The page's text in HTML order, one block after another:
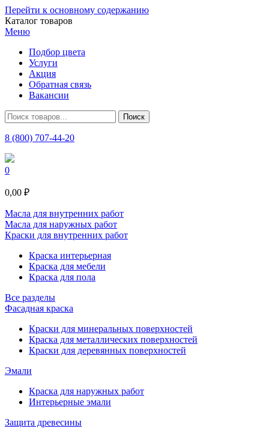
Перейти к основному содержанию
Каталог товаров
Меню
Подбор цвета
Услуги
Акция
Обратная связь
Вакансии
8 (800) 707-44-20
0
0,00 ₽
Масла для внутренних работ
Масла для наружных работ
Краски для внутренних работ
Краска интерьерная
Краска для мебели
Краска для пола
Все разделы
Фасадная краска
Краски для минеральных поверхностей
Краска для металлических поверхностей
Краски для деревянных поверхностей
Эмали
Краска для наружных работ
Интерьерные эмали
Защита древесины